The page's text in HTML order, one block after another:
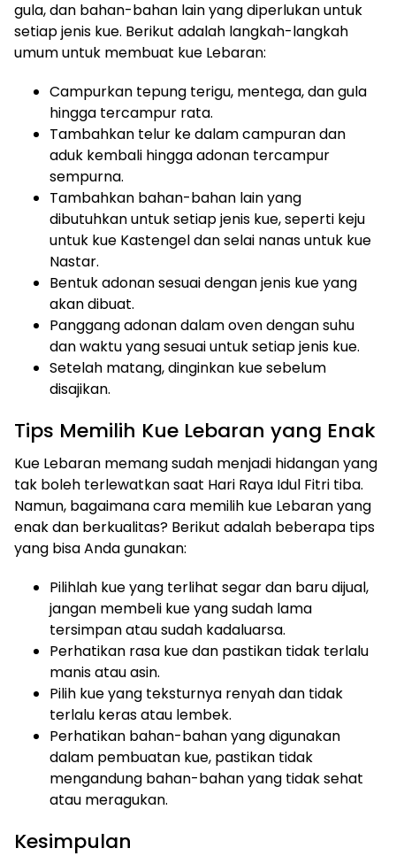
gula, dan bahan-bahan lain yang diperlukan untuk
setiap jenis kue. Berikut adalah langkah-langkah
umum untuk membuat kue Lebaran:
Campurkan tepung terigu, mentega, dan gula
hingga tercampur rata.
Tambahkan telur ke dalam campuran dan
aduk kembali hingga adonan tercampur
sempurna.
Tambahkan bahan-bahan lain yang
dibutuhkan untuk setiap jenis kue, seperti keju
untuk kue Kastengel dan selai nanas untuk kue
Nastar.
Bentuk adonan sesuai dengan jenis kue yang
akan dibuat.
Panggang adonan dalam oven dengan suhu
dan waktu yang sesuai untuk setiap jenis kue.
Setelah matang, dinginkan kue sebelum
disajikan.
Tips Memilih Kue Lebaran yang Enak
Kue Lebaran memang sudah menjadi hidangan yang
tak boleh terlewatkan saat Hari Raya Idul Fitri tiba.
Namun, bagaimana cara memilih kue Lebaran yang
enak dan berkualitas? Berikut adalah beberapa tips
yang bisa Anda gunakan:
Pilihlah kue yang terlihat segar dan baru dijual,
jangan membeli kue yang sudah lama
tersimpan atau sudah kadaluarsa.
Perhatikan rasa kue dan pastikan tidak terlalu
manis atau asin.
Pilih kue yang teksturnya renyah dan tidak
terlalu keras atau lembek.
Perhatikan bahan-bahan yang digunakan
dalam pembuatan kue, pastikan tidak
mengandung bahan-bahan yang tidak sehat
atau meragukan.
Kesimpulan